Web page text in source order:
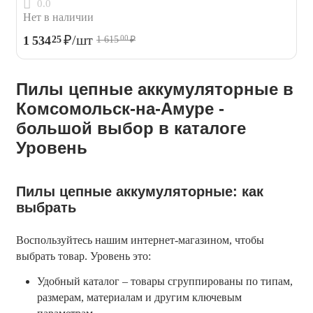
0.0
Нет в наличии
1 53425 ₽/шт 1 61500₽
Пилы цепные аккумуляторные в
Комсомольск-на-Амуре -
большой выбор в каталоге
Уровень
Пилы цепные аккумуляторные: как
выбрать
Воспользуйтесь нашим интернет-магазином, чтобы
выбрать товар. Уровень это:
Удобный каталог – товары сгруппированы по типам,
размерам, материалам и другим ключевым